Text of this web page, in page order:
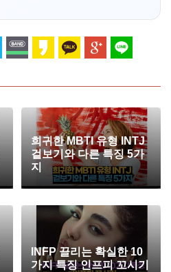
희귀한 MBTI 유형 INTJ
겉보기와 다른 특징 5가
지
INFP 끌리는 확실한 10
가지 특징 인프피 꼬시기